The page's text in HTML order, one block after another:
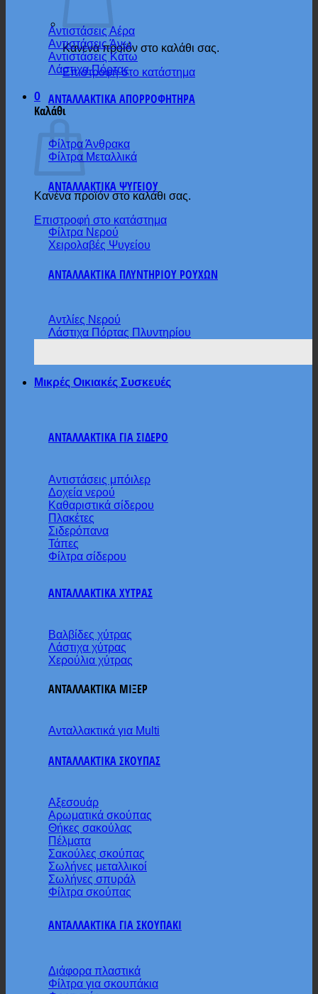
Κανένα προϊόν στο καλάθι σας.
Επιστροφή στο κατάστημα
0
Καλάθι
Κανένα προϊόν στο καλάθι σας.
Επιστροφή στο κατάστημα
Αντιστάσεις Αέρα
Αντιστάσεις Άνω
Αντιστάσεις Κάτω
Λάστιχα Πόρτας
ΑΝΤΑΛΛΑΚΤΙΚΑ ΑΠΟΡΡΟΦΗΤΗΡΑ
Φίλτρα Άνθρακα
Φίλτρα Μεταλλικά
ΑΝΤΑΛΛΑΚΤΙΚΑ ΨΥΓΕΙΟΥ
Φίλτρα Νερού
Χειρολαβές Ψυγείου
ΑΝΤΑΛΛΑΚΤΙΚΑ ΠΛΥΝΤΗΡΙΟΥ ΡΟΥΧΩΝ
Αντλίες Νερού
Λάστιχα Πόρτας Πλυντηρίου
Μικρές Οικιακές Συσκευές
ΑΝΤΑΛΛΑΚΤΙΚΑ ΓΙΑ ΣΙΔΕΡΟ
Αντιστάσεις μπόιλερ
Δοχεία νερού
Καθαριστικά σίδερου
Πλακέτες
Σιδερόπανα
Τάπες
Φίλτρα σίδερου
ΑΝΤΑΛΛΑΚΤΙΚΑ ΧΥΤΡΑΣ
Βαλβίδες χύτρας
Λάστιχα χύτρας
Χερούλια χύτρας
ΑΝΤΑΛΛΑΚΤΙΚΑ ΜΙΞΕΡ
Ανταλλακτικά για Multi
ΑΝΤΑΛΛΑΚΤΙΚΑ ΣΚΟΥΠΑΣ
Αξεσουάρ
Αρωματικά σκούπας
Θήκες σακούλας
Πέλματα
Σακούλες σκούπας
Σωλήνες μεταλλικοί
Σωλήνες σπυράλ
Φίλτρα σκούπας
ΑΝΤΑΛΛΑΚΤΙΚΑ ΓΙΑ ΣΚΟΥΠΑΚΙ
Διάφορα πλαστικά
Φίλτρα για σκουπάκια